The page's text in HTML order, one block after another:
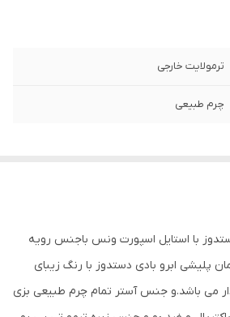
ترمولایت خارجی
چرم طبیعی
با استایل اسپورت ونس باجنس رویه
گاوی درجه 1 ترکمان پلیشی ابرو بادی دستدوز با رنگ زیبای
می باشد.و جنس آستر تمام چرم طبیعی بزی